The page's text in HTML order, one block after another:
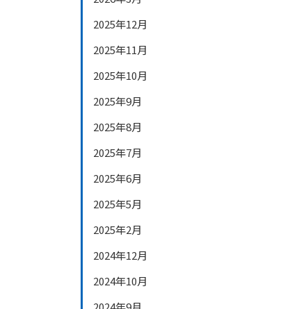
2025年12月
2025年11月
2025年10月
2025年9月
2025年8月
2025年7月
2025年6月
2025年5月
2025年2月
2024年12月
2024年10月